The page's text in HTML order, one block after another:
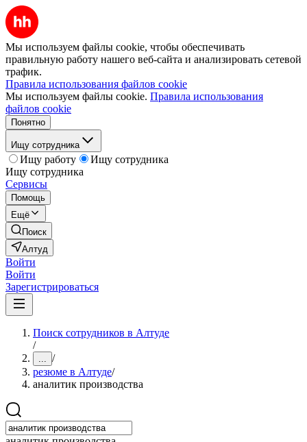
Мы используем файлы cookie, чтобы обеспечивать
правильную работу нашего веб-сайта и анализировать сетевой
трафик.
Правила использования файлов cookie
Мы используем файлы cookie. Правила использования
файлов cookie
Понятно
Ищу сотрудника
Ищу работу
Ищу сотрудника
Ищу сотрудника
Сервисы
Помощь
Ещё
Поиск
Алтуд
Войти
Войти
Зарегистрироваться
Поиск сотрудников в Алтуде
/
... /
резюме в Алтуде/
аналитик производства